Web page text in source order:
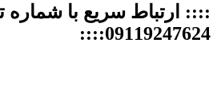
:::: ارتباط سریع با
09119247624::::